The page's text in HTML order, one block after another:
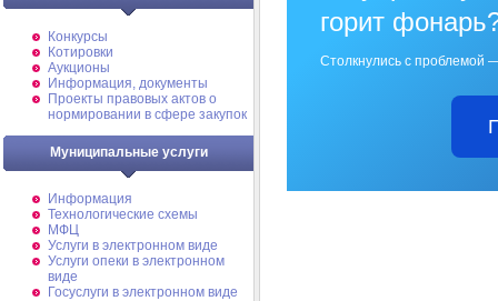
Конкурсы
Котировки
Аукционы
Информация, документы
Проекты правовых актов о
нормировании в сфере закупок
Муниципальные услуги
Информация
Технологические схемы
МФЦ
Услуги в электронном виде
Услуги опеки в электронном
виде
Госуслуги в электронном виде
горит
Столкнулись с проблемой